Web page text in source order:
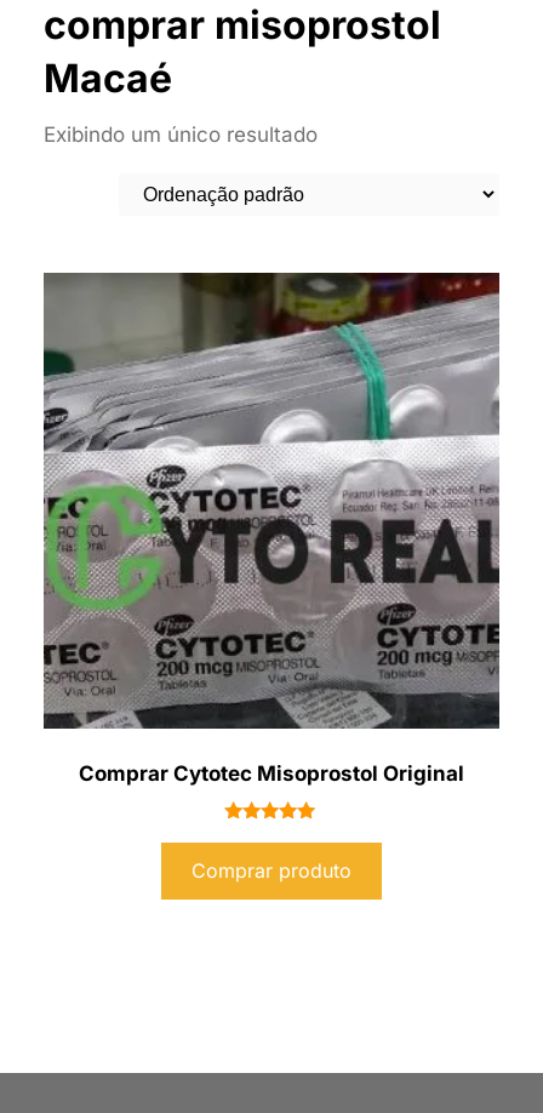
comprar misoprostol
Macaé
Exibindo um único resultado
Comprar Cytotec Misoprostol Original
de 5
Comprar produto